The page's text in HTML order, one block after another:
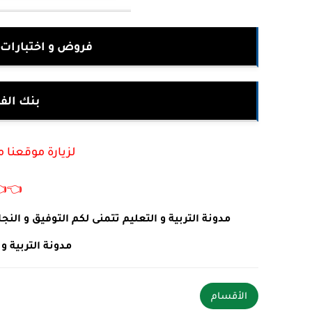
فروض و اختبارات
بنك
لزيارة
مدونة التربية و التعليم تتمنى لكم التوفيق و
مدونة التربية
الأقسام